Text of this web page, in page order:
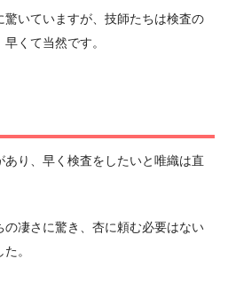
いていますが、技師たちは検査の
くて当然です。
り、早く検査をしたいと唯織は直
凄さに驚き、杏に頼む必要はない
。